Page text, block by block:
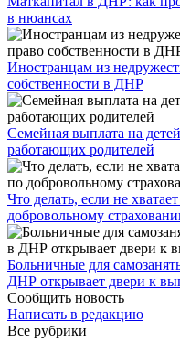
в нюансах
Иностранцам из
собственности в ДНР
Семейная выплата на
работающих родителей
Что делать, если не
добровольному
Больничные для
ДНР открывает двери к
Сообщить новость
Написать в редакцию
Все рубрики